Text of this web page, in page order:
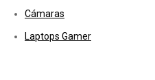
Cámaras
Laptops Gamer